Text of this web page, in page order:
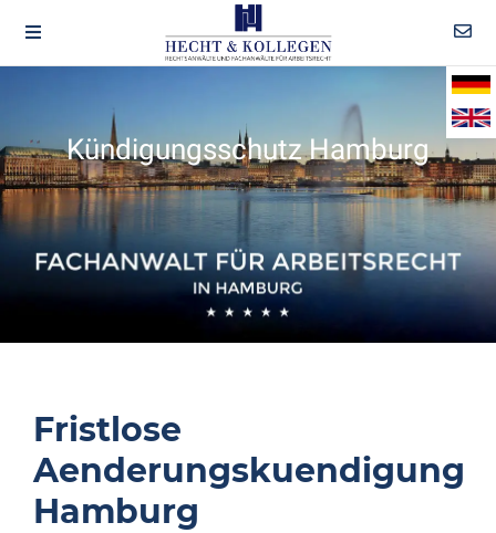
Kündigungsschutz Hamburg
Fristlose
Aenderungskuendigung
Hamburg